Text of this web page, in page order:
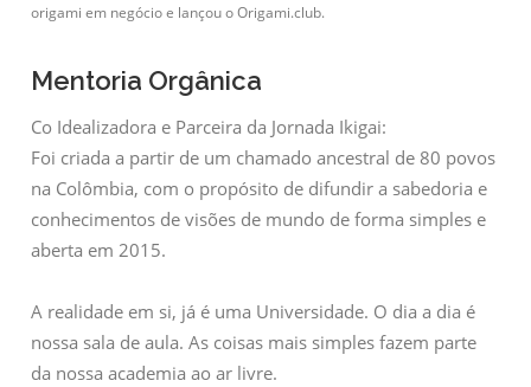
origami em negócio e lançou o Origami.club.
Mentoria Orgânica
Co Idealizadora e Parceira da Jornada Ikigai:
Foi criada a partir de um chamado ancestral de 80 povos
na Colômbia, com o propósito de difundir a sabedoria e
conhecimentos de visões de mundo de forma simples e
aberta em 2015.
A realidade em si, já é uma Universidade. O dia a dia é
nossa sala de aula. As coisas mais simples fazem parte
da nossa academia ao ar livre.